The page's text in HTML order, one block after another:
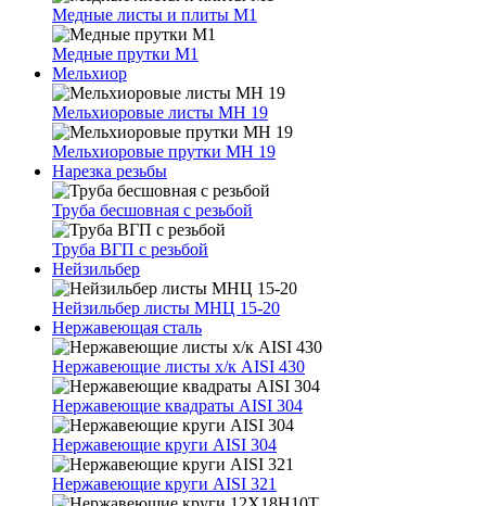
Медные листы и плиты М1
Медные прутки М1
Мельхиор
Мельхиоровые листы МН 19
Мельхиоровые прутки МН 19
Нарезка резьбы
Труба бесшовная с резьбой
Труба ВГП с резьбой
Нейзильбер
Нейзильбер листы МНЦ 15-20
Нержавеющая сталь
Нержавеющие листы х/к AISI 430
Нержавеющие квадраты AISI 304
Нержавеющие круги AISI 304
Нержавеющие круги AISI 321